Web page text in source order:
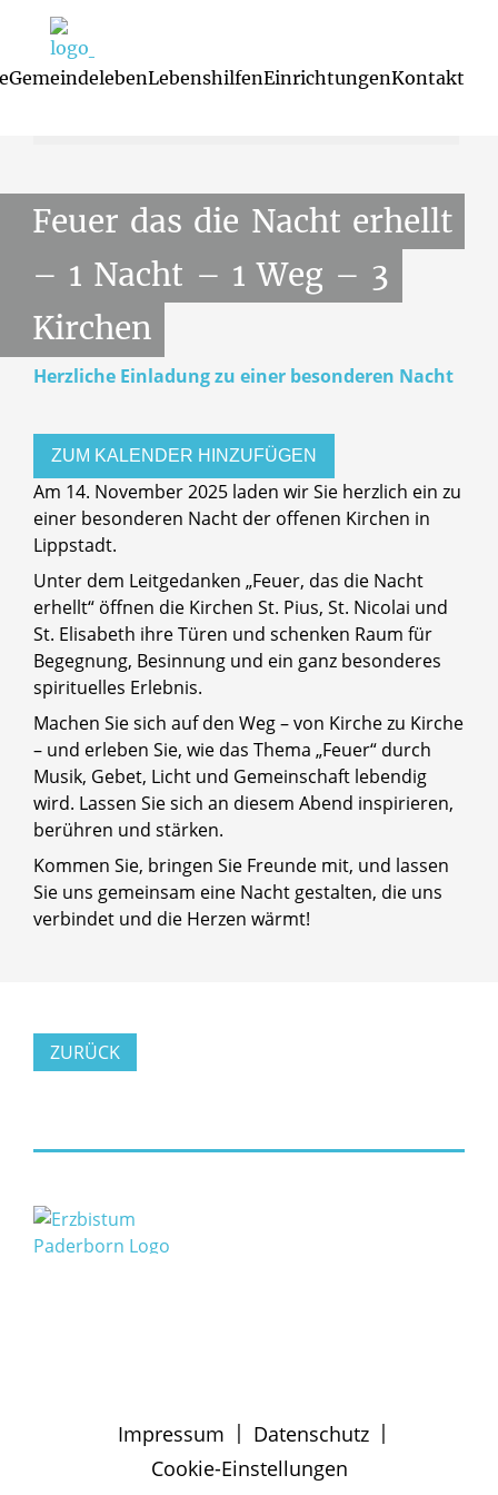
GemeindelebenLebenshilfenEinrichtungenKontakt
Gottesdienst
Feuer das die Nacht erhellt
– 1 Nacht – 1 Weg – 3
Kirchen
Herzliche Einladung zu einer besonderen Nacht
ZUM KALENDER HINZUFÜGEN
Am 14. November 2025 laden wir Sie herzlich ein zu
einer besonderen Nacht der offenen Kirchen in
Lippstadt.
Unter dem Leitgedanken „Feuer, das die Nacht
erhellt“ öffnen die Kirchen St. Pius, St. Nicolai und
St. Elisabeth ihre Türen und schenken Raum für
Begegnung, Besinnung und ein ganz besonderes
spirituelles Erlebnis.
Machen Sie sich auf den Weg – von Kirche zu Kirche
– und erleben Sie, wie das Thema „Feuer“ durch
Musik, Gebet, Licht und Gemeinschaft lebendig
wird. Lassen Sie sich an diesem Abend inspirieren,
berühren und stärken.
Kommen Sie, bringen Sie Freunde mit, und lassen
Sie uns gemeinsam eine Nacht gestalten, die uns
verbindet und die Herzen wärmt!
ZURÜCK
Impressum | Datenschutz |
Cookie-Einstellungen